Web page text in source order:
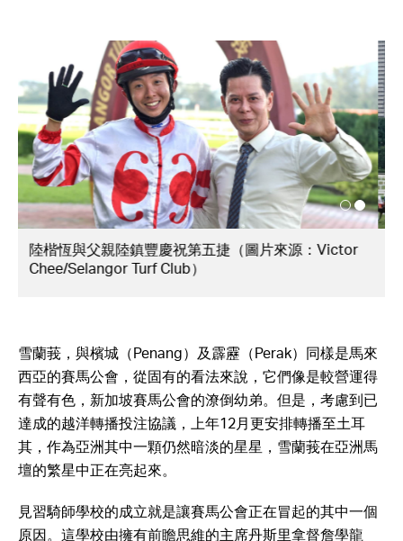
1989年的雪蘭莪馬場（圖片來源：Tim
Graham/Getty Images）
雪蘭莪，與檳城（Penang）及霹靂（Perak）同樣是馬來
西亞的賽馬公會，從固有的看法來說，它們像是較營運得
有聲有色，新加坡賽馬公會的潦倒幼弟。但是，考慮到已
達成的越洋轉播投注協議，上年12月更安排轉播至土耳
其，作為亞洲其中一顆仍然暗淡的星星，雪蘭莪在亞洲馬
壇的繁星中正在亮起來。
見習騎師學校的成立就是讓賽馬公會正在冒起的其中一個
原因。這學校由擁有前瞻思維的主席丹斯里拿督詹學龍